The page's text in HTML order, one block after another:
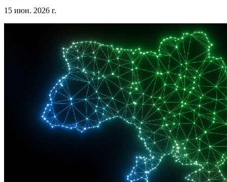
15 июн. 2026 г.